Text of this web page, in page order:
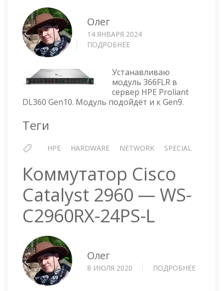
Олег
14 ЯНВАРЯ 2024
ПОДРОБНЕЕ
DL360
GEN10
—
УСТАНОВКА
Устанавливаю
модуль 366FLR в
сервер HPE Proliant
DL360 Gen10. Модуль подойдёт и к Gen9.
Теги
HPE HARDWARE NETWORK SPECIAL
Коммутатор Cisco
Catalyst 2960 — WS-
C2960RX-24PS-L
Олег
8 ИЮЛЯ 2020 ПОДРОБНЕЕ